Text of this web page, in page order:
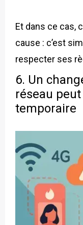
Et dans ce cas,
cause : c’est
respecter ses
6. Un
réseau
temporaire